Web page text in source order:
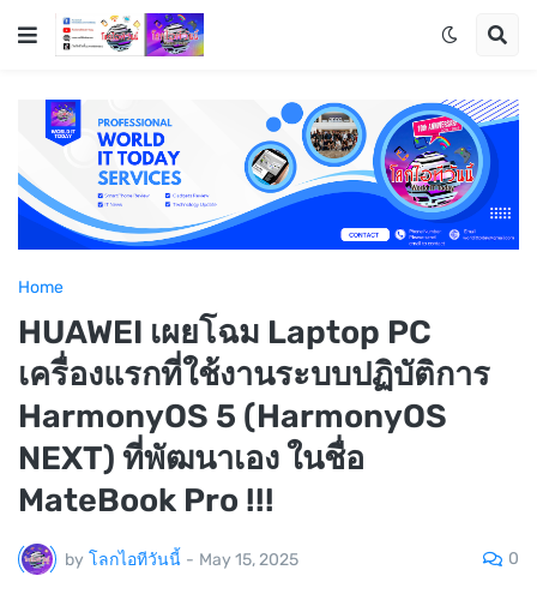
Home
HUAWEI เผยโฉม Laptop PC
เครื่องแรกที่ใช้งานระบบปฏิบัติการ
HarmonyOS 5 (HarmonyOS
NEXT) ที่พัฒนาเอง ในชื่อ
MateBook Pro !!!
by โลกไอทีวันนี้ - May 15, 2025 0